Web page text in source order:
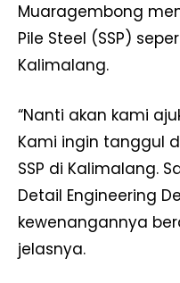
Muaragembong
Pile Steel (SSP)
Kalimalang.
“Nanti akan kami
Kami ingin tanggul
SSP di Kalimalang.
Detail Engineering
kewenangannya
jelasnya.